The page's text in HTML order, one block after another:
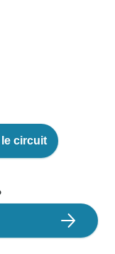
circuit